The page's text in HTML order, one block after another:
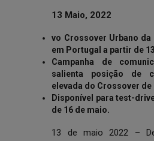
13 Maio, 2022
vo Crossover Urbano
em Portugal a partir de
Campanha de
salienta posição de
elevada do Crossover de
Disponível para test-
de 16 de maio.
13 de maio 2022 –